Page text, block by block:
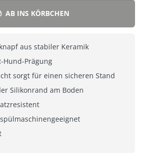
AB INS KÖRBCHEN
aus stabiler Keramik
Hund-Prägung
sorgt für einen sicheren Stand
Silikonrand am Boden